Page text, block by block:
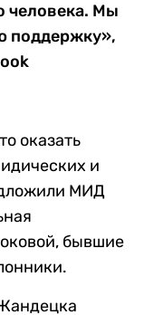
человека. Мы
поддержку»,
оказать
и
МИД
бывшие